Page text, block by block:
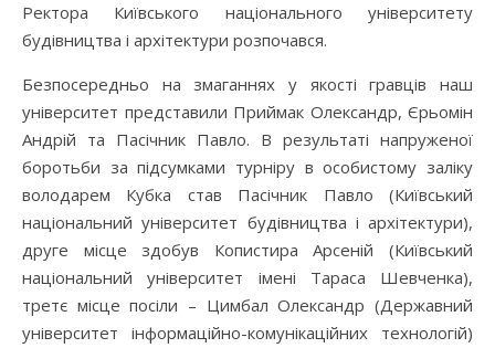
Ректора Київського національного університету
будівництва і архітектури розпочався.
Безпосередньо на змаганнях у якості гравців наш
університет представили Приймак Олександр, Єрьомін
Андрій та Пасічник Павло. В результаті напруженої
боротьби за підсумками турніру в особистому заліку
володарем Кубка став Пасічник Павло (Київський
національний університет будівництва і архітектури),
друге місце здобув Копистира Арсеній (Київський
національний університет імені Тараса Шевченка),
третє місце посіли – Цимбал Олександр (Державний
університет інформаційно-комунікаційних технологій)